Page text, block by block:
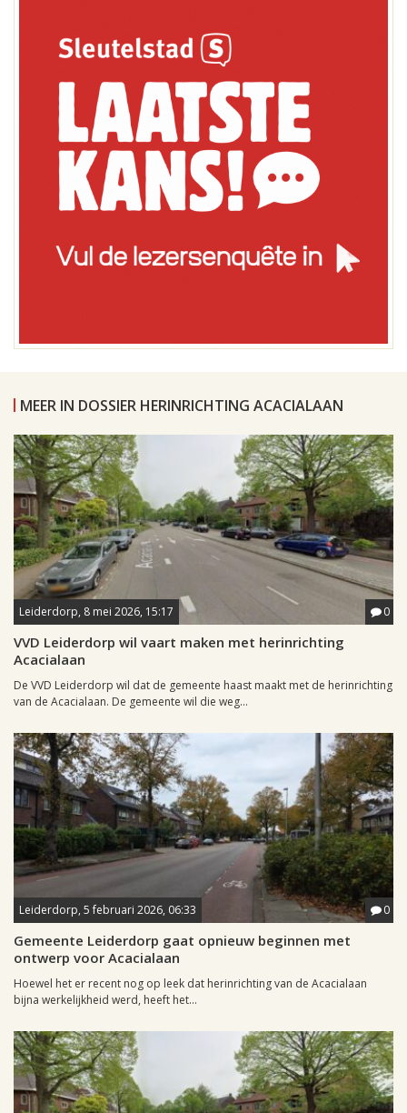
MEER IN DOSSIER HERINRICHTING ACACIALAAN
Leiderdorp, 8 mei 2026, 15:17 0
VVD Leiderdorp wil vaart maken met herinrichting
Acacialaan
De VVD Leiderdorp wil dat de gemeente haast maakt met de herinrichting
van de Acacialaan. De gemeente wil die weg...
Leiderdorp, 5 februari 2026, 06:33 0
Gemeente Leiderdorp gaat opnieuw beginnen met
ontwerp voor Acacialaan
Hoewel het er recent nog op leek dat herinrichting van de Acacialaan
bijna werkelijkheid werd, heeft het...